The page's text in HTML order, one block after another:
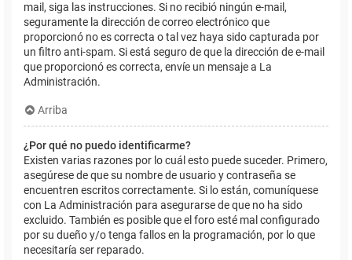
mail, siga las instrucciones. Si no recibió ningún e-mail,
seguramente la dirección de correo electrónico que
proporcionó no es correcta o tal vez haya sido capturada por
un filtro anti-spam. Si está seguro de que la dirección de e-mail
que proporcionó es correcta, envíe un mensaje a La
Administración.
Arriba
¿Por qué no puedo identificarme?
Existen varias razones por lo cuál esto puede suceder. Primero,
asegúrese de que su nombre de usuario y contraseña se
encuentren escritos correctamente. Si lo están, comuníquese
con La Administración para asegurarse de que no ha sido
excluido. También es posible que el foro esté mal configurado
por su dueño y/o tenga fallos en la programación, por lo que
necesitaría ser reparado.